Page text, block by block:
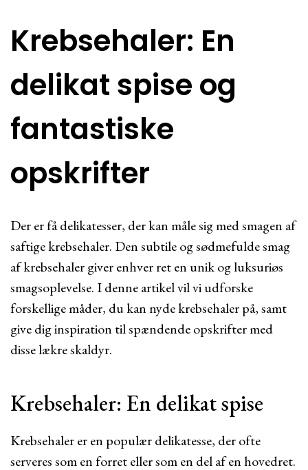
Krebsehaler: En
delikat spise og
fantastiske
opskrifter
Der er få delikatesser, der kan måle sig med smagen af
saftige krebsehaler. Den subtile og sødmefulde smag
af krebsehaler giver enhver ret en unik og luksuriøs
smagsoplevelse. I denne artikel vil vi udforske
forskellige måder, du kan nyde krebsehaler på, samt
give dig inspiration til spændende opskrifter med
disse lækre skaldyr.
Krebsehaler: En delikat spise
Krebsehaler er en populær delikatesse, der ofte
serveres som en forret eller som en del af en hovedret.